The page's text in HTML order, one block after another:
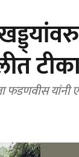
फडणवीस